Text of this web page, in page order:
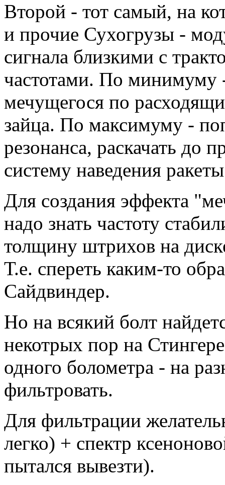
Второй - тот самый, на
и прочие Сухогрузы -
сигнала близкими с
частотами. По минимуму
мечущегося по
зайца. По максимуму -
резонанса, раскачать до
систему наведения
Для создания эффекта
надо знать частоту
толщину штрихов на
Т.е. спереть каким-то
Сайдвиндер.
Но на всякий болт
некотрых пор на
одного болометра - на
фильтровать.
Для фильтрации
легко) + спектр
пытался вывезти).